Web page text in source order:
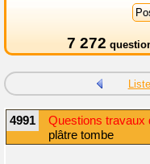
7 272
4991 Questions travaux
plâtre tombe